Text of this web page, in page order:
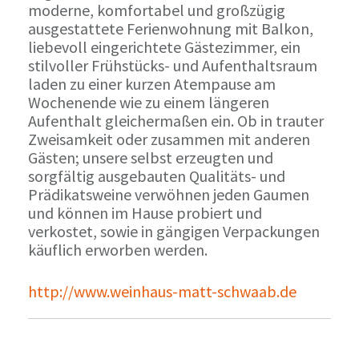
moderne, komfortabel und großzügig
ausgestattete Ferienwohnung mit Balkon,
liebevoll eingerichtete Gästezimmer, ein
stilvoller Frühstücks- und Aufenthaltsraum
laden zu einer kurzen Atempause am
Wochenende wie zu einem längeren
Aufenthalt gleichermaßen ein. Ob in trauter
Zweisamkeit oder zusammen mit anderen
Gästen; unsere selbst erzeugten und
sorgfältig ausgebauten Qualitäts- und
Prädikatsweine verwöhnen jeden Gaumen
und können im Hause probiert und
verkostet, sowie in gängigen Verpackungen
käuflich erworben werden.
http://www.weinhaus-matt-schwaab.de